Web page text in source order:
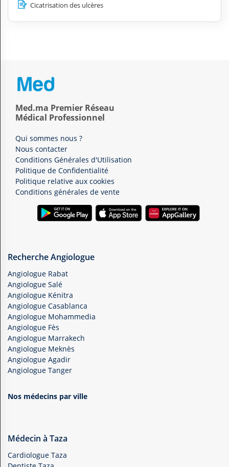
Cicatrisation des ulcères
Med.ma Premier Réseau
Médical Professionnel
Qui sommes nous ?
Nous contacter
Conditions Générales d'Utilisation
Politique de Confidentialité
Politique relative aux cookies
Conditions générales de vente
Recherche Angiologue
Angiologue Rabat
Angiologue Salé
Angiologue Kénitra
Angiologue Casablanca
Angiologue Mohammedia
Angiologue Fès
Angiologue Marrakech
Angiologue Meknès
Angiologue Agadir
Angiologue Tanger
Nos médecins par ville
Médecin à Taza
Cardiologue Taza